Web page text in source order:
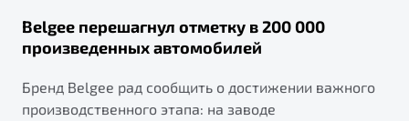
Belgee перешагнул отметку в 200 000
произведенных автомобилей
Бренд Belgee рад сообщить о достижении важного
производственного этапа: на заводе